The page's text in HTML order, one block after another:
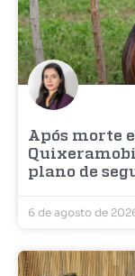
Após morte
plano de
6 de agosto de